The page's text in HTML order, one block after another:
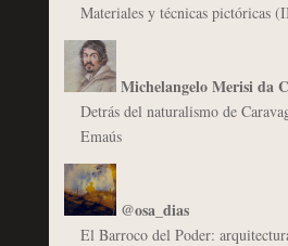
Materiales y técnicas pictóricas
Michelangelo Merisi da
Detrás del naturalismo de
Emaús
@osa_dias
El Barroco del Poder: